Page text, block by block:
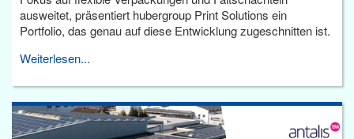
ausweitet, präsentiert hubergroup Print Solutions ein
Portfolio, das genau auf diese Entwicklung zugeschnitten ist.
Weiterlesen...